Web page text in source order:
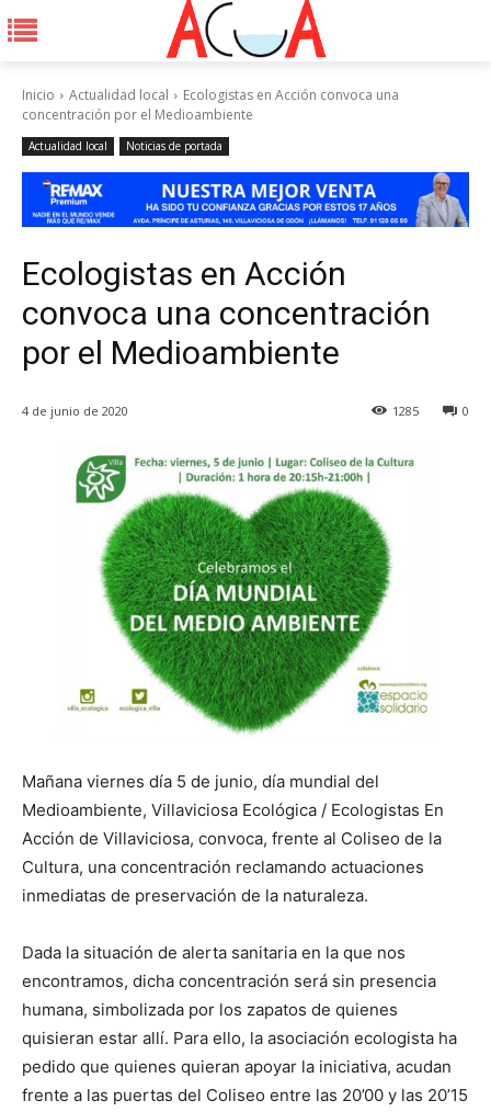
Inicio Actualidad local
Ecologistas en Acción convoca una
concentración por el Medioambiente
Actualidad local Noticias de portada
Ecologistas en Acción
convoca una concentración
por el Medioambiente
4 de junio de 2020 0
1285
Mañana viernes día 5 de junio, día mundial del
Medioambiente, Villaviciosa Ecológica / Ecologistas En
Acción de Villaviciosa, convoca, frente al Coliseo de la
Cultura, una concentración reclamando actuaciones
inmediatas de preservación de la naturaleza.
Dada la situación de alerta sanitaria en la que nos
encontramos, dicha concentración será sin presencia
humana, simbolizada por los zapatos de quienes
quisieran estar allí. Para ello, la asociación ecologista ha
pedido que quienes quieran apoyar la iniciativa, acudan
frente a las puertas del Coliseo entre las 20’00 y las 20’15